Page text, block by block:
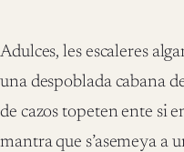
Adulces, les escaleres
una despoblada cabana
de cazos topeten ente si
mantra que s’asemeya a